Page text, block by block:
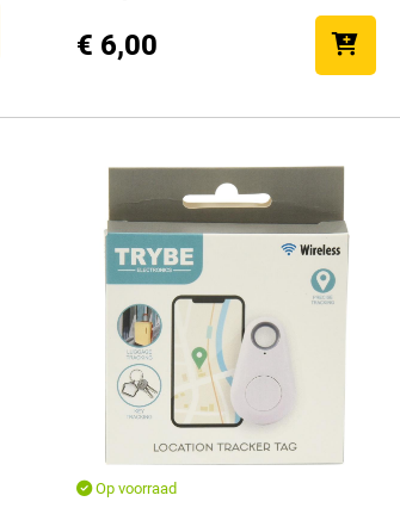
€ 6,00
Op voorraad